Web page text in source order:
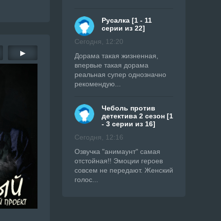
▶
Русалка [1 - 11
серии из 22]
Сегодня, 12:20
Дорама такая жизненная,
впервые такая дорама
реальная супер однозначно
рекомендую...
Чеболь против
детектива 2 сезон [1
- 3 серии из 16]
Сегодня, 12:16
Озвучка "анимаунт" самая
отстойная!! Эмоции героев
совсем не передают. Женский
голос...